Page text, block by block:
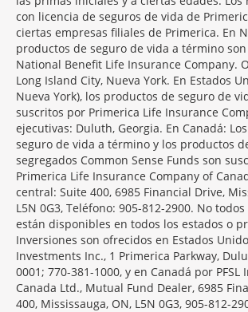
con licencia de seguros de vida de
ciertas empresas filiales de Primerica. En
productos de seguro de vida a término
National Benefit Life Insurance Company.
Long Island City, Nueva York. En Estados
Nueva York), los productos de seguro de
suscritos por Primerica Life Insurance
ejecutivas: Duluth, Georgia. En Canadá:
seguro de vida a término y los productos
segregados Common Sense Funds son
Primerica Life Insurance Company of
central: Suite 400, 6985 Financial Drive,
L5N 0G3, Teléfono: 905-812-2900. No
están disponibles en todos los estados o
Inversiones son ofrecidos en Estados
Investments Inc., 1 Primerica Parkway,
0001; 770-381-1000, y en Canadá por PFSL
Canada Ltd., Mutual Fund Dealer, 6985
400, Mississauga, ON, L5N 0G3, 905-812-